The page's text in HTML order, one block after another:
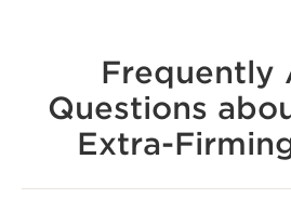
Frequently
Questions
Extra-